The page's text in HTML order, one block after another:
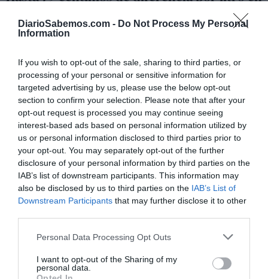
DiarioSabemos.com - Do Not Process My Personal
Information
If you wish to opt-out of the sale, sharing to third parties, or
processing of your personal or sensitive information for
targeted advertising by us, please use the below opt-out
section to confirm your selection. Please note that after your
opt-out request is processed you may continue seeing
interest-based ads based on personal information utilized by
us or personal information disclosed to third parties prior to
your opt-out. You may separately opt-out of the further
disclosure of your personal information by third parties on the
IAB’s list of downstream participants. This information may
also be disclosed by us to third parties on the IAB’s List of
Downstream Participants that may further disclose it to other
Personal Data Processing Opt Outs
I want to opt-out of the Sharing of my
personal data.
las gasolineras de una misma provincia
JUAN CARLOS RUIZ14/08/2025
FACUA-Consumidores en Acción ha detectado diferencias de hasta 79
céntimos por litro de combustible en las gasolineras de una misma
asociación sobre los precios de 10.033 gasolineras. La variación llega a
alcanzar los 39,50 euros al llenar...
Rubén Sánchez, el azote de la
ultraderecha
EVA MALDONADO07/04/2025
La Audiencia Provincial de Sevilla ha confirmado la
absolución de Rubén Sánchez, desestimando el
recurso de apelación interpuesto por la hija mayor de
Francisco Serrano, exjefe de Vox en Andalucía. La joven,
socia de su padre en su bufete de abogados, lo
acusaba de calumnias por unos tuits en los...